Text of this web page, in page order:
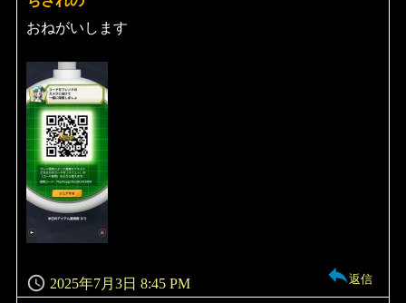
り:
2025年7月3日 8:45 PM
おねがいします
返信